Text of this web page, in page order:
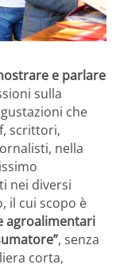
e parlare
sulla
che
scrittori,
nella
nei diversi
il cui scopo è
agroalimentari
, senza
corta,